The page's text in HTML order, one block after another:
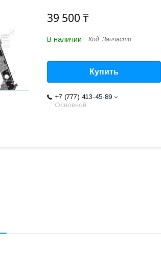
39 500 ₸
В наличии Код: Запчасти
Купить
+7 (777) 413-45-89
Основной